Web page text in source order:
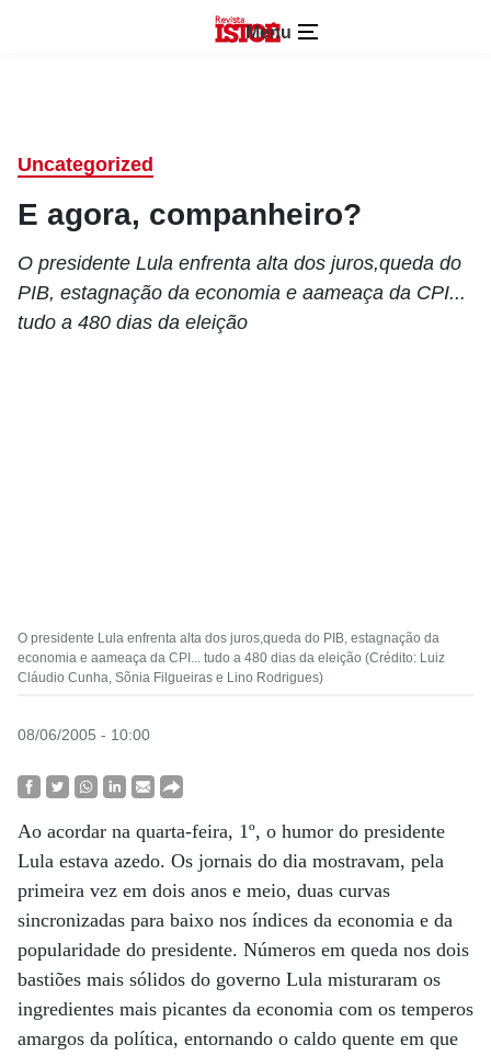
Menu
Uncategorized
E agora, companheiro?
O presidente Lula enfrenta alta dos juros,queda do
PIB, estagnação da economia e aameaça da CPI...
tudo a 480 dias da eleição
O presidente Lula enfrenta alta dos juros,queda do PIB, estagnação da
economia e aameaça da CPI... tudo a 480 dias da eleição (Crédito: Luiz
Cláudio Cunha, Sõnia Filgueiras e Lino Rodrigues)
08/06/2005 - 10:00
Ao acordar na quarta-feira, 1º, o humor do presidente
Lula estava azedo. Os jornais do dia mostravam, pela
primeira vez em dois anos e meio, duas curvas
sincronizadas para baixo nos índices da economia e da
popularidade do presidente. Números em queda nos dois
bastiões mais sólidos do governo Lula misturaram os
ingredientes mais picantes da economia com os temperos
amargos da política, entornando o caldo quente em que